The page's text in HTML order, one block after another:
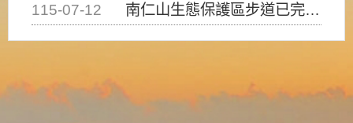
115-07-12
南仁山生態保護區步道已完成修復，自115年7月13日（星期一）起恢復開放入園，歡迎民眾依規定申請入園....